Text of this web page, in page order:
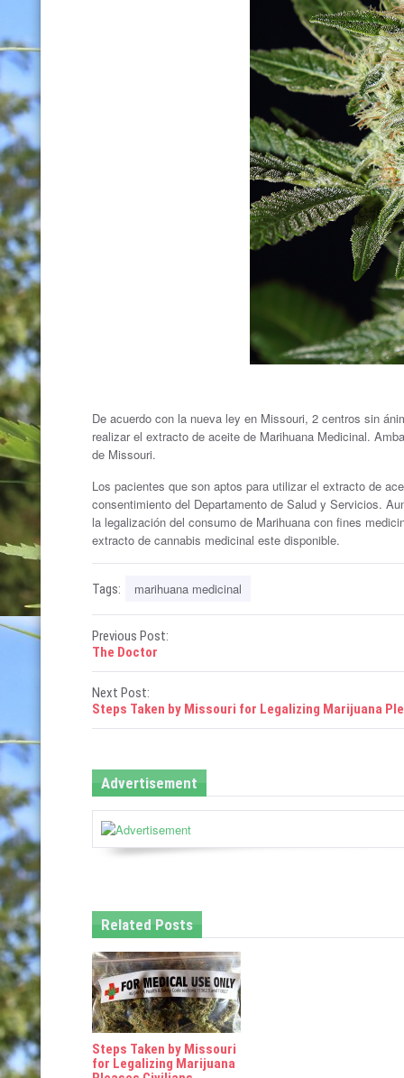
De acuerdo con la nueva ley en Missouri, 2 centros sin
realizar el extracto de aceite de Marihuana Medicinal.
de Missouri.
Los pacientes que son aptos para utilizar el extracto de
consentimiento del Departamento de Salud y Servicios.
la legalización del consumo de Marihuana con fines
extracto de cannabis medicinal este disponible.
Tags: marihuana medicinal
P
o
s
t
n
a
v
g
a
t
i
o
n
Previous Post:
The Doctor
Next Post:
Steps Taken by Missouri for Legalizing Marijuana
Advertisement
Related Posts
Steps Taken by Missouri
for Legalizing Marijuana